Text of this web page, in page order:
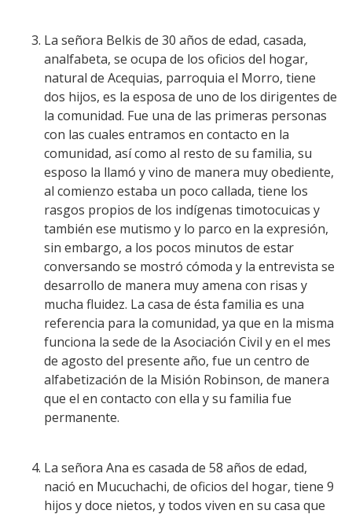
La señora Belkis de 30 años de edad, casada,
analfabeta, se ocupa de los oficios del hogar,
natural de Acequias, parroquia el Morro, tiene
dos hijos, es la esposa de uno de los dirigentes de
la comunidad. Fue una de las primeras personas
con las cuales entramos en contacto en la
comunidad, así como al resto de su familia, su
esposo la llamó y vino de manera muy obediente,
al comienzo estaba un poco callada, tiene los
rasgos propios de los indígenas timotocuicas y
también ese mutismo y lo parco en la expresión,
sin embargo, a los pocos minutos de estar
conversando se mostró cómoda y la entrevista se
desarrollo de manera muy amena con risas y
mucha fluidez. La casa de ésta familia es una
referencia para la comunidad, ya que en la misma
funciona la sede de la Asociación Civil y en el mes
de agosto del presente año, fue un centro de
alfabetización de la Misión Robinson, de manera
que el en contacto con ella y su familia fue
permanente.
La señora Ana es casada de 58 años de edad,
nació en Mucuchachi, de oficios del hogar, tiene 9
hijos y doce nietos, y todos viven en su casa que